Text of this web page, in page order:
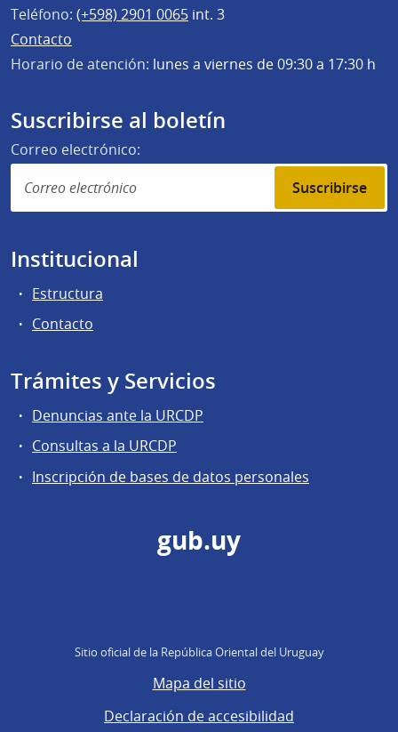
Teléfono: (+598) 2901 0065 int. 3
Contacto
Horario de atención: lunes a viernes de 09:30 a 17:30 h
Suscribirse al boletín
Correo electrónico:
Suscribirse
Institucional
Estructura
Contacto
Trámites y Servicios
Denuncias ante la URCDP
Consultas a la URCDP
Inscripción de bases de datos personales
gub.uy
Sitio oficial de la República Oriental del Uruguay
Mapa del sitio
Declaración de accesibilidad